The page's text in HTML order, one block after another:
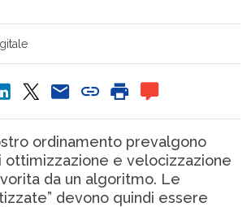
ordinamento prevalgono
ottimizzazione e velocizzazione
da un algoritmo. Le
devono quindi essere